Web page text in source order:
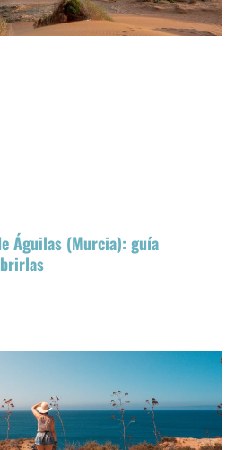
Águilas (Murcia): guía